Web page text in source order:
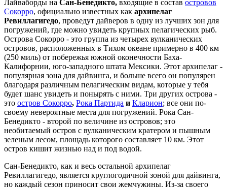
Лайваборды на Сан-Бенедикто, входящие в состав островов
Сокорро, официально известных как архипелаг
Ревиллагигедо, проведут дайверов в одну из лучших зон для
погружений, где можно увидеть крупных пелагических рыб.
Острова Сокорро - это группа из четырех вулканических
островов, расположенных в Тихом океане примерно в 400 км
(250 миль) от побережья южной оконечности Баха-
Калифорнии, юго-западного штата Мексики. Этот архипелаг -
популярная зона для дайвинга, и больше всего он популярен
благодаря различным пелагическим видам, которые у тебя
будет шанс увидеть и понырять с ними. Три других острова -
это остров Сокорро, Рока Партида и Кларион; все они по-
своему невероятные места для погружений. Рока Сан-
Бенедикто - второй по величине из островов; это
необитаемый остров с вулканическим кратером и пышным
зеленым лесом, площадь которого составляет 10 км. Этот
остров кишит жизнью над и под водой.
Сан-Бенедикто, как и весь остальной архипелаг
Ревиллагигедо, является круглогодичной зоной для дайвинга,
но каждый сезон приносит свои жемчужины. Из-за своего